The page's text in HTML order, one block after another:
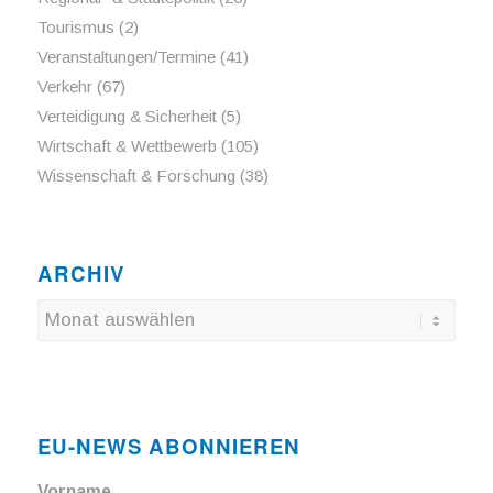
Tourismus (2)
Veranstaltungen/Termine(41)
Verkehr(67)
Verteidigung & Sicherheit(5)
Wirtschaft & Wettbewerb (105)
Wissenschaft & Forschung (38)
ARCHIV
EU-NEWS ABONNIEREN